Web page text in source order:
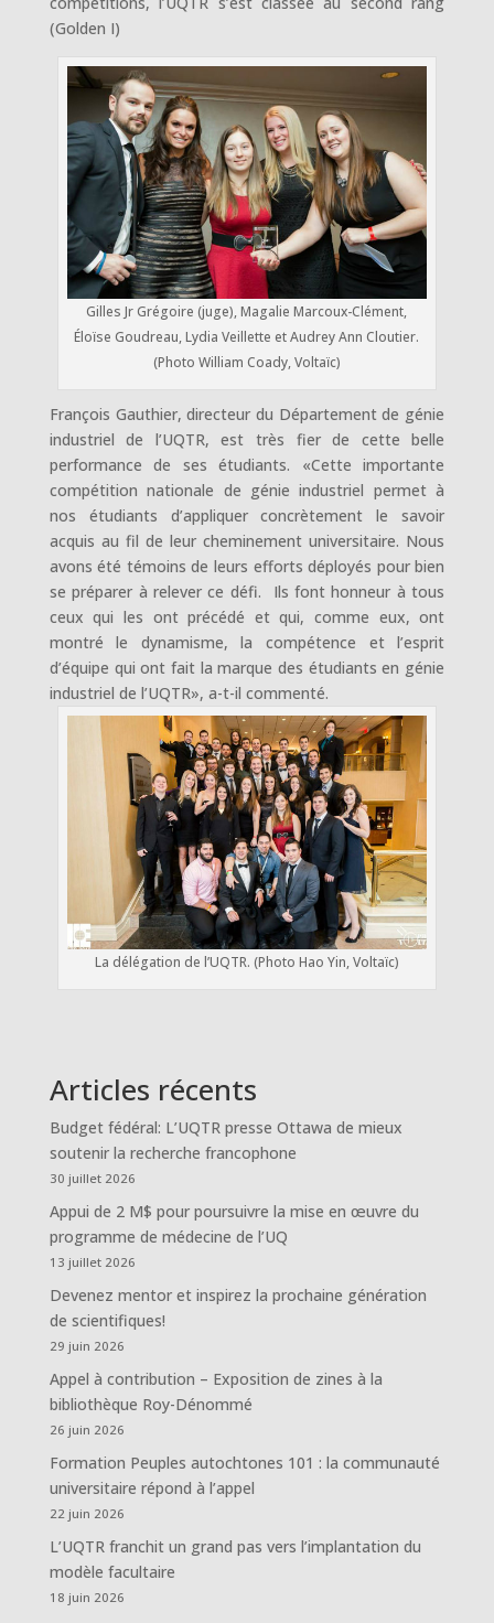
(Golden I)
Gilles Jr Grégoire (juge), Magalie Marcoux-Clément,
Éloïse Goudreau, Lydia Veillette et Audrey Ann Cloutier.
(Photo William Coady, Voltaïc)
François Gauthier, directeur du Département de génie
industriel de l’UQTR, est très fier de cette belle
performance de ses étudiants. «Cette importante
compétition nationale de génie industriel permet à
nos étudiants d’appliquer concrètement le savoir
acquis au fil de leur cheminement universitaire. Nous
avons été témoins de leurs efforts déployés pour bien
se préparer à relever ce défi. Ils font honneur à tous
ceux qui les ont précédé et qui, comme eux, ont
montré le dynamisme, la compétence et l’esprit
d’équipe qui ont fait la marque des étudiants en génie
industriel de l’UQTR», a-t-il commenté.
La délégation de l’UQTR. (Photo Hao Yin, Voltaïc)
Articles récents
Budget fédéral: L’UQTR presse Ottawa de mieux
soutenir la recherche francophone
30 juillet 2026
Appui de 2 M$ pour poursuivre la mise en œuvre du
programme de médecine de l’UQ
13 juillet 2026
Devenez mentor et inspirez la prochaine génération
de scientifiques!
29 juin 2026
Appel à contribution – Exposition de zines à la
bibliothèque Roy-Dénommé
26 juin 2026
Formation Peuples autochtones 101 : la communauté
universitaire répond à l’appel
22 juin 2026
L’UQTR franchit un grand pas vers l’implantation du
modèle facultaire
18 juin 2026